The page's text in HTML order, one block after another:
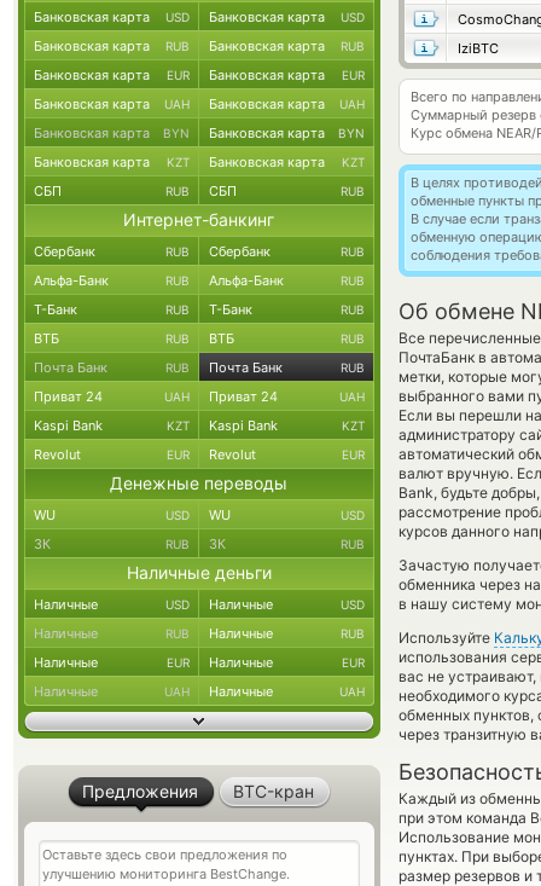
IziBTC
Всего по
Суммарный резерв
Курс обмена NEAR/
В целях
обменные пункты
В случае если
обменную
соблюдения
Об обмене
Все
ПочтаБанк в
метки, которые
выбранного вами
Если вы перешли
администратору
автоматический
валют вручную.
Bank, будьте
рассмотрение
курсов данного
Зачастую
обменника через
в нашу систему
Используйте
использования
вас не
необходимого
обменных
через транзитную
Каждый из
при этом команда
Использование
пунктах. При
размер резервов и
Банковская карта USD Банковская карта USD
Банковская карта RUB Банковская карта RUB
Банковская карта EUR Банковская карта EUR
Банковская карта UAH Банковская карта UAH
Банковская карта BYN Банковская карта BYN
Банковская карта KZT Банковская карта KZT
СБП RUB СБП RUB
Интернет-банкинг
Сбербанк RUB Сбербанк RUB
Альфа-Банк RUB Альфа-Банк RUB
Т-Банк RUB Т-Банк RUB
ВТБ RUB ВТБ RUB
Почта Банк RUB Почта Банк RUB
Приват 24 UAH Приват 24 UAH
Kaspi Bank KZT Kaspi Bank KZT
Revolut EUR Revolut EUR
Денежные переводы
WU USD WU USD
ЗК RUB ЗК RUB
Наличные деньги
Наличные USD Наличные USD
Наличные RUB Наличные RUB
Наличные EUR Наличные EUR
Наличные UAH Наличные UAH
Предложения BTC-кран